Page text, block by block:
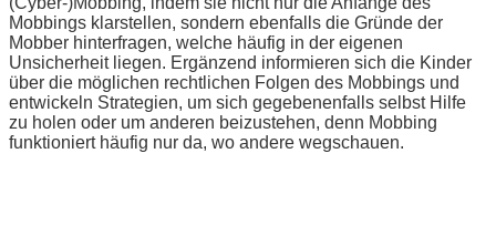
Mobbings klarstellen, sondern ebenfalls die Gründe der
Mobber hinterfragen, welche häufig in der eigenen
Unsicherheit liegen. Ergänzend informieren sich die Kinder
über die möglichen rechtlichen Folgen des Mobbings und
entwickeln Strategien, um sich gegebenenfalls selbst Hilfe
zu holen oder um anderen beizustehen, denn Mobbing
funktioniert häufig nur da, wo andere wegschauen.